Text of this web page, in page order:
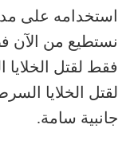
استخدامه على
نستطيع من الآن
فقط لقتل
لقتل الخلايا
جانبية سامة.